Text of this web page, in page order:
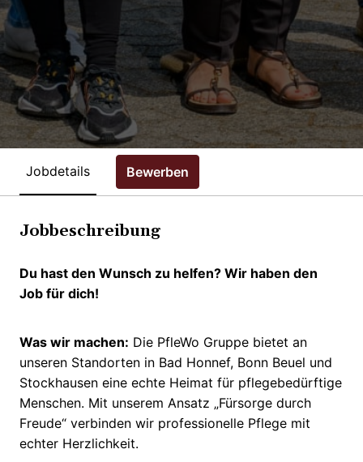
Jobdetails Bewerben
Jobbeschreibung
Du hast den Wunsch zu helfen? Wir haben den
Job für dich!
Was wir machen: Die PfleWo Gruppe bietet an
unseren Standorten in Bad Honnef, Bonn Beuel und
Stockhausen eine echte Heimat für pflegebedürftige
Menschen. Mit unserem Ansatz „Fürsorge durch
Freude“ verbinden wir professionelle Pflege mit
echter Herzlichkeit.